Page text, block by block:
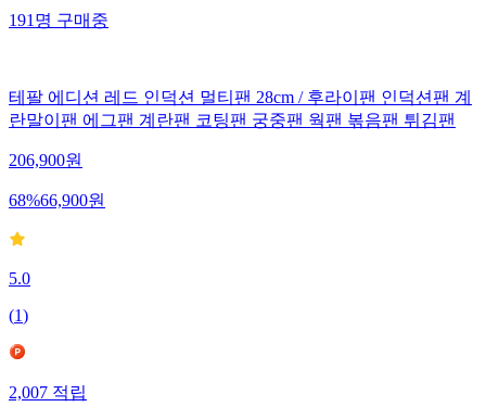
191명구매중
테팔 에디션 레드 인덕션 멀티팬 28cm / 후라이팬 인덕션팬 계
란말이팬 에그팬 계란팬 코팅팬 궁중팬 웍팬 볶음팬 튀김팬
206,900원
68%66,900원
5.0
(1)
2,007적립